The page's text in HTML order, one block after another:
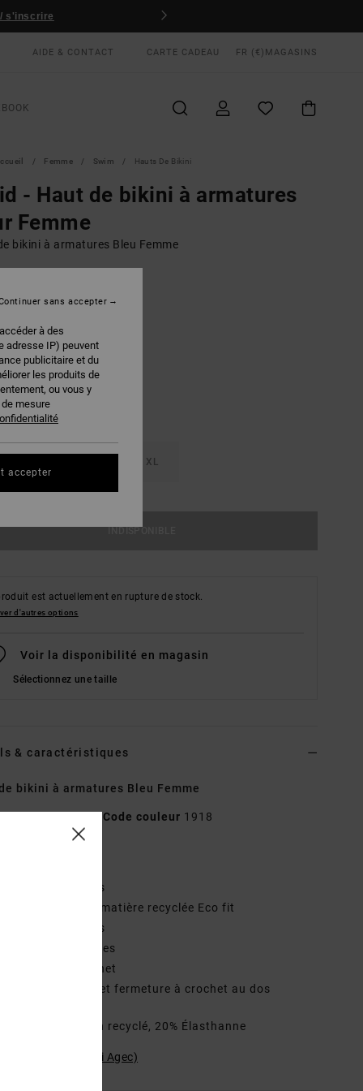
s'inscrire
AIDE & CONTACT CARTE CADEAU FR (€) MAGASINS
Femme Swim Hauts De Bikini
- Haut de bikini à armatures
Femme
bikini à armatures Bleu Femme
Enamel Blue
XL
est actuellement en rupture de stock.
d'autres options
Voir la disponibilité en magasin
Sélectionnez une taille
& caractéristiques
bikini à armatures Bleu Femme
Code couleur 1918
à armatures
matière recyclée Eco fit
à armatures
amovibles
avec crochet
réglables et fermeture à crochet au dos
80% Nylon recyclé, 20% Élasthanne
du produit (Loi Agec)
à des
adresse IP) peuvent
publicitaire et du
les produits de
ou vous y
mesure
sans accepter
accepter